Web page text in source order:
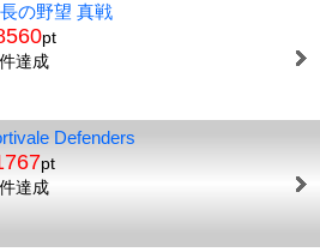
の野望 真戦
pt
達成
Defenders
pt
達成